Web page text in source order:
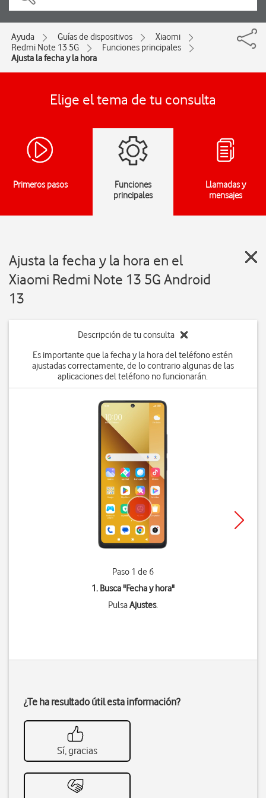
Ayuda Guías de dispositivos
Xiaomi
Redmi Note 13 5G
Funciones principales
Ajusta la fecha y la hora
Elige el tema de tu consulta
Primeros pasos
Funciones
principales
Llamadas y
mensajes
Ajusta la fecha y la hora en el
Xiaomi Redmi Note 13 5G Android
13
Descripción de tu consulta
Es importante que la fecha y la hora del teléfono estén
ajustadas correctamente, de lo contrario algunas de las
aplicaciones del teléfono no funcionarán.
Paso 1 de 6
1. Busca "Fecha y hora"
PulsaAjustes.
¿Te ha resultado útil esta información?
Sí, gracias